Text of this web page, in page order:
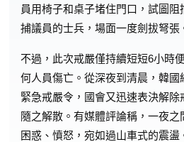
員用椅子和桌子堵住門口，試圖
捕議員的士兵，場面一度劍拔弩張
不過，此次戒嚴僅持續短短6小時
何人員傷亡。從深夜到清晨，韓
緊急戒嚴令，國會又迅速表決解
隨之解散。有媒體評論稱，一夜之
困惑、憤怒，宛如過山車式的震盪